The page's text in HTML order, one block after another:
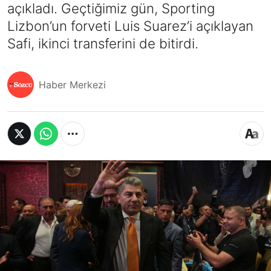
açıkladı. Geçtiğimiz gün, Sporting
Lizbon’un forveti Luis Suarez’i açıklayan
Safi, ikinci transferini de bitirdi.
Haber Merkezi